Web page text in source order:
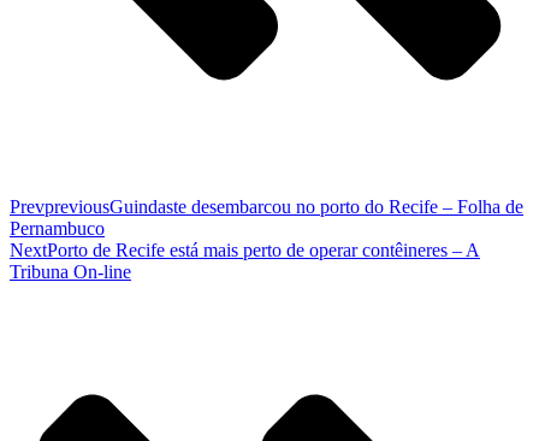
PrevpreviousGuindaste desembarcou no porto do Recife – Folha de
Pernambuco
NextPorto de Recife está mais perto de operar contêineres – A
Tribuna On-line